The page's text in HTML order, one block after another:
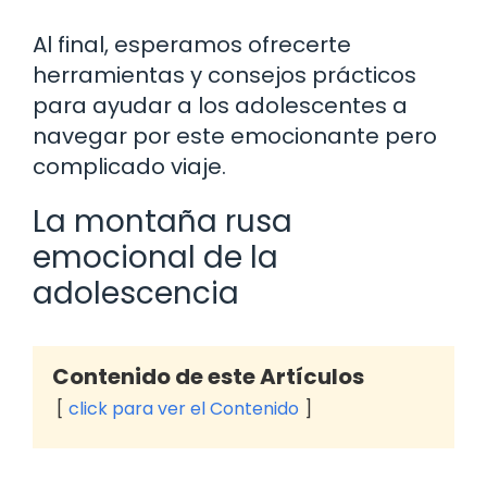
Al final, esperamos ofrecerte
herramientas y consejos prácticos
para ayudar a los adolescentes a
navegar por este emocionante pero
complicado viaje.
La montaña rusa
emocional de la
adolescencia
Contenido de este Artículos
click para ver el Contenido